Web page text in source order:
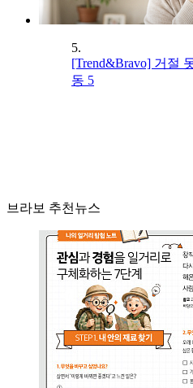
5.
[Trend&Bravo] 거절
동 5
브라보 추천뉴스